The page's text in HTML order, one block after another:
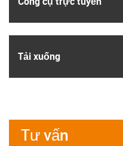
Tải xuống
Tư vấn